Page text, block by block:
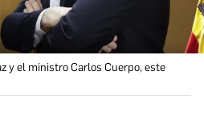
y el ministro Carlos Cuerpo, este